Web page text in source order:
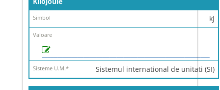
kJ
Sistemul international de unitati (SI)